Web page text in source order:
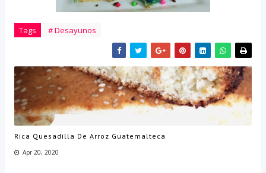
Tags # Desayunos
Rica Quesadilla De Arroz Guatemalteca
Apr 20, 2020